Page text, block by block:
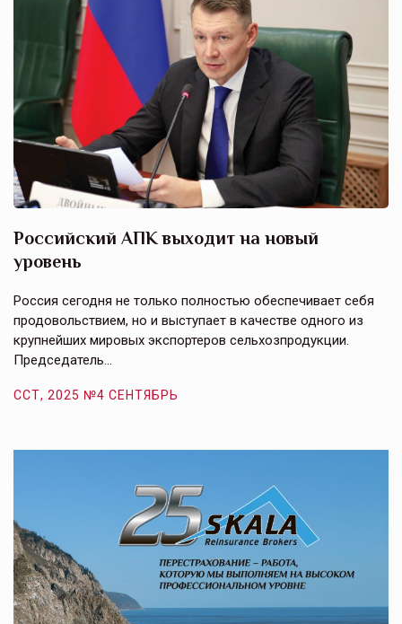
Российский АПК выходит на новый
уровень
Россия сегодня не только полностью обеспечивает себя
продовольствием, но и выступает в качестве одного из
крупнейших мировых экспортеров сельхозпродукции.
Председатель…
ССТ, 2025 №4 СЕНТЯБРЬ